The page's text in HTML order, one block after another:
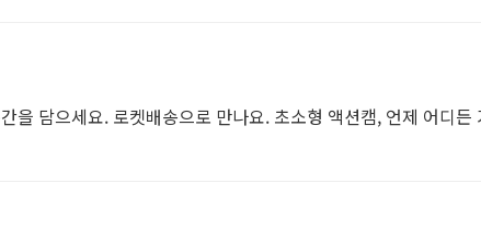
을 담으세요. 로켓배송으로 만나요. 초소형 액션캠, 언제 어디든